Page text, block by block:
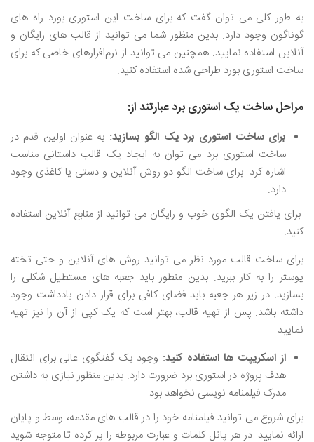
به طور کلی می ‌توان گفت که برای ساخت این استوری بورد راه‌ های
گوناگون وجود دارد. بدین منظور شما می ‌توانید از قالب‌ های رایگان و
آنلاین استفاده نمایید. همچنین می ‌توانید از نرم‌افزارهای خاصی که برای
ساخت استوری بورد طراحی شده استفاده کنید.
مراحل ساخت یک استوری برد عبارتند از:
برای ساخت استوری برد یک الگو بسازید: به عنوان اولین قدم در
ساخت استوری برد می ‌توان به ایجاد یک قالب داستانی مناسب
اشاره کرد. برای ساخت الگو دو روش آنلاین و دستی یا کاغذی وجود
دارد.
برای یافتن یک الگوی خوب و رایگان می ‌توانید از منابع آنلاین استفاده
کنید.
برای ساخت قالب مورد نظر می ‌توانید روش ‌های آنلاین و حتی تخته
پوستر را به کار ببرید. بدین منظور باید جعبه‌ های مستطیل شکلی را
بسازید. در زیر هر جعبه باید فضای کافی برای قرار دادن یادداشت وجود
داشته باشد. پس از تهیه قالب، بهتر است که یک کپی از آن را نیز تهیه
نمایید.
از اسکریپت ها استفاده کنید: وجود یک گفتگوی عالی برای انتقال
هدف پروژه در استوری برد ضرورت دارد. بدین منظور نیازی به داشتن
مدرک فیلمنامه نویسی نخواهد بود.
برای شروع می ‌توانید فیلمنامه خود را در قالب های مقدمه، وسط و پایان
ارائه نمایید. در هر پانل کلمات و عبارت مربوطه را پر کرده تا متوجه شوید